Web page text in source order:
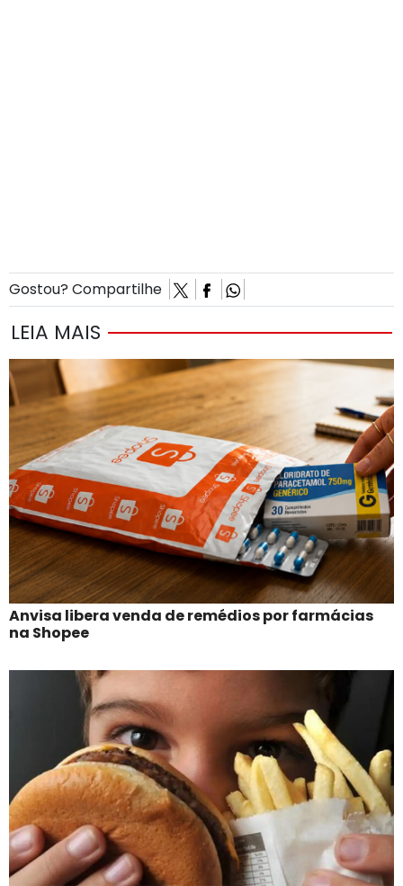
Gostou? Compartilhe
LEIA MAIS
Anvisa libera venda de remédios por farmácias
na Shopee